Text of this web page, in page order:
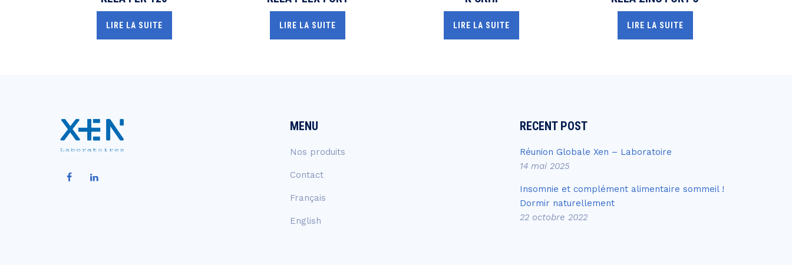
LIRE LA SUITE LIRE LA SUITE LIRE LA SUITE LIRE LA SUITE
MENU
Nos produits
Contact
Français
English
RECENT POST
Réunion Globale Xen – Laboratoire
14 mai 2025
Insomnie et complément alimentaire sommeil !
Dormir naturellement
22 octobre 2022